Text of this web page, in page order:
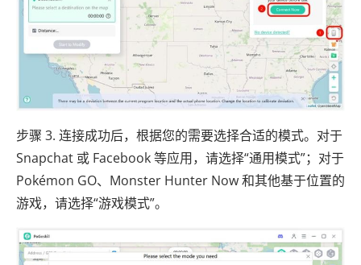
步骤 3. 连接成功后，根据您的需要选择合适的模式。对于
Snapchat 或 Facebook 等应用，请选择“通用模式”；对于
Pokémon GO、Monster Hunter Now 和其他基于位置的
游戏，请选择“游戏模式”。